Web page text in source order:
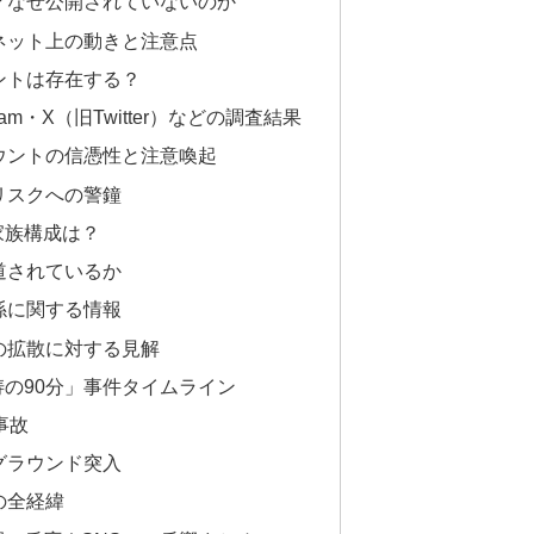
ト上の動きと注意点
は存在する？
・X（旧Twitter）などの調査結果
トの信憑性と注意喚起
スクへの警鐘
構成は？
されているか
に関する情報
拡散に対する見解
90分」事件タイムライン
故
ウンド突入
全経緯